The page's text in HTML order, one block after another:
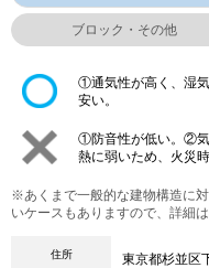
ブロック・その他
①通気性が高く、湿
安い。
①防音性が低い。②気
熱に弱いため、火災
※あくまで一般的な建物構造に
いケースもありますので、詳細
住所 東京都杉並区